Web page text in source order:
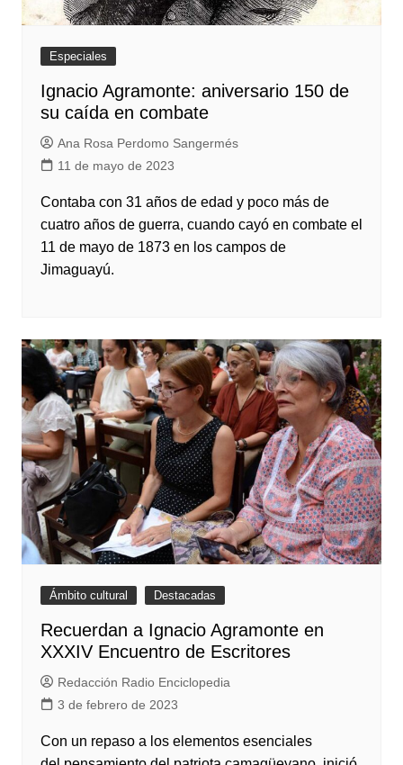
Especiales
Ignacio Agramonte: aniversario 150 de
su caída en combate
Ana Rosa Perdomo Sangermés
11 de mayo de 2023
Contaba con 31 años de edad y poco más de
cuatro años de guerra, cuando cayó en combate el
11 de mayo de 1873 en los campos de
Jimaguayú.
Ámbito cultural Destacadas
Recuerdan a Ignacio Agramonte en
XXXIV Encuentro de Escritores
Redacción Radio Enciclopedia
3 de febrero de 2023
Con un repaso a los elementos esenciales